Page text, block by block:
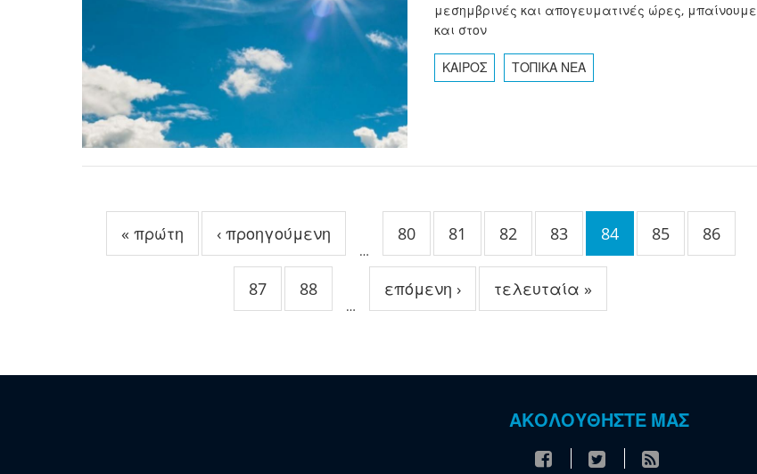
μεσημβρινές και απογευματινές ώρες, μπαίνουμε
και στον
ΚΑΙΡΟΣ ΤΟΠΙΚΑ ΝΕΑ
« πρώτη ‹ προηγούμενη
…
80 81 82 83 84 85 86
87 88
…
επόμενη › τελευταία »
ΑΚΟΛΟΥΘΗΣΤΕ ΜΑΣ